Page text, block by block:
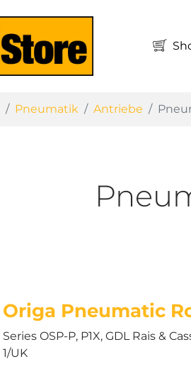
Pneumatik Antriebe
Origa Pneumatic
Series OSP-P, P1X, GDL Rais &
1/UK